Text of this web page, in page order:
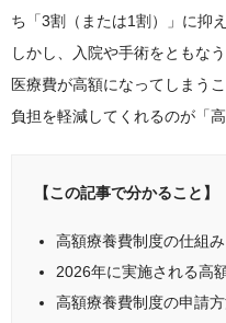
ち「3割（または1割）」に抑
しかし、入院や手術をともな
医療費が高額になってしまう
負担を軽減してくれるのが「
【この記事で分かること】
高額療養費制度の仕組
2026年に実施される高
高額療養費制度の申請